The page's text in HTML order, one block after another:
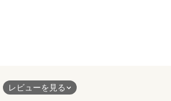
なりました。
会話が出来るようにしたいとおもいまし
レビューを見る